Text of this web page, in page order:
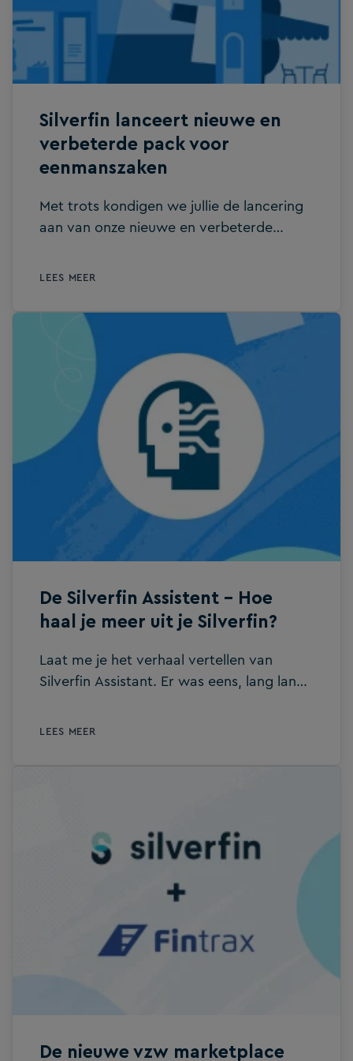
ondersteuning als zelfstandige en handige
dienstverlening. Stop met manueel werk
De synchronisatie van de sociale balans
van een onderneming vanuit Acerta en
van het platform, […]
Silverfin lanceert nieuwe en
verbeterde pack voor
eenmanszaken
Met trots kondigen we jullie de lancering
aan van onze nieuwe en verbeterde
personenbelastingaangifte accuraat en
efficiënt voorbereiden.
LEES MEER
De Silverfin Assistent – Hoe
haal je meer uit je Silverfin?
Laat me je het verhaal vertellen van
Silverfin Assistant. Er was eens, lang lang
LEES MEER
De nieuwe vzw marketplace